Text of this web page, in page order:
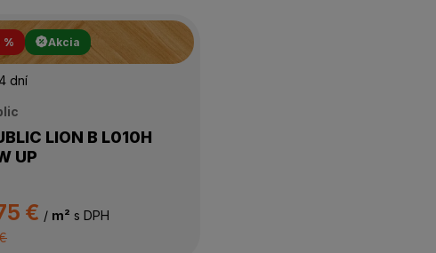
% Akcia
dní
LION B L010H
UP
€ / m² s DPH